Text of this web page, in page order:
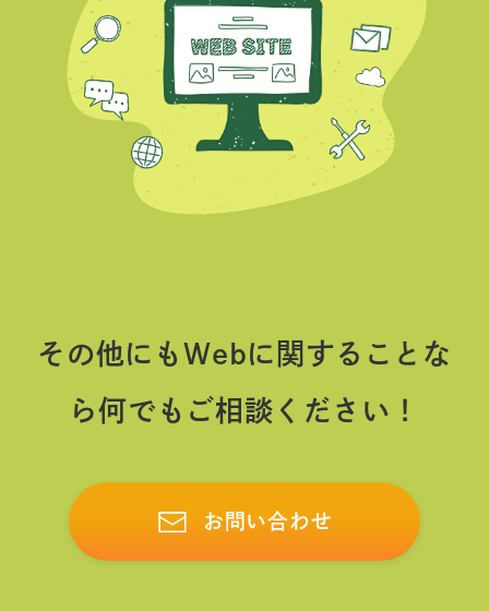
その他にもWebに関することな
ら何でもご相談ください！
お問い合わせ